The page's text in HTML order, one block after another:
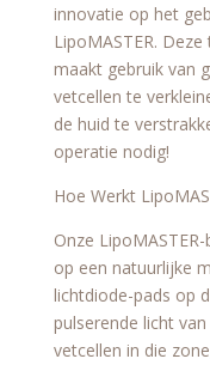
innovatie op het
LipoMASTER.
maakt gebruik van
vetcellen te
de huid te
operatie nodig!
Hoe Werkt
Onze
op een natuurlijke
lichtdiode-pads op
pulserende licht
vetcellen in die